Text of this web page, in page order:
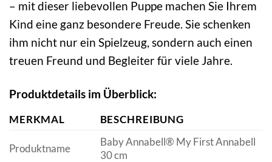
– mit dieser liebevollen Puppe machen Sie Ihrem
Kind eine ganz besondere Freude. Sie schenken
ihm nicht nur ein Spielzeug, sondern auch einen
treuen Freund und Begleiter für viele Jahre.
Produktdetails im Überblick:
MERKMAL BESCHREIBUNG
Produktname
Baby Annabell® My First Annabell
30 cm